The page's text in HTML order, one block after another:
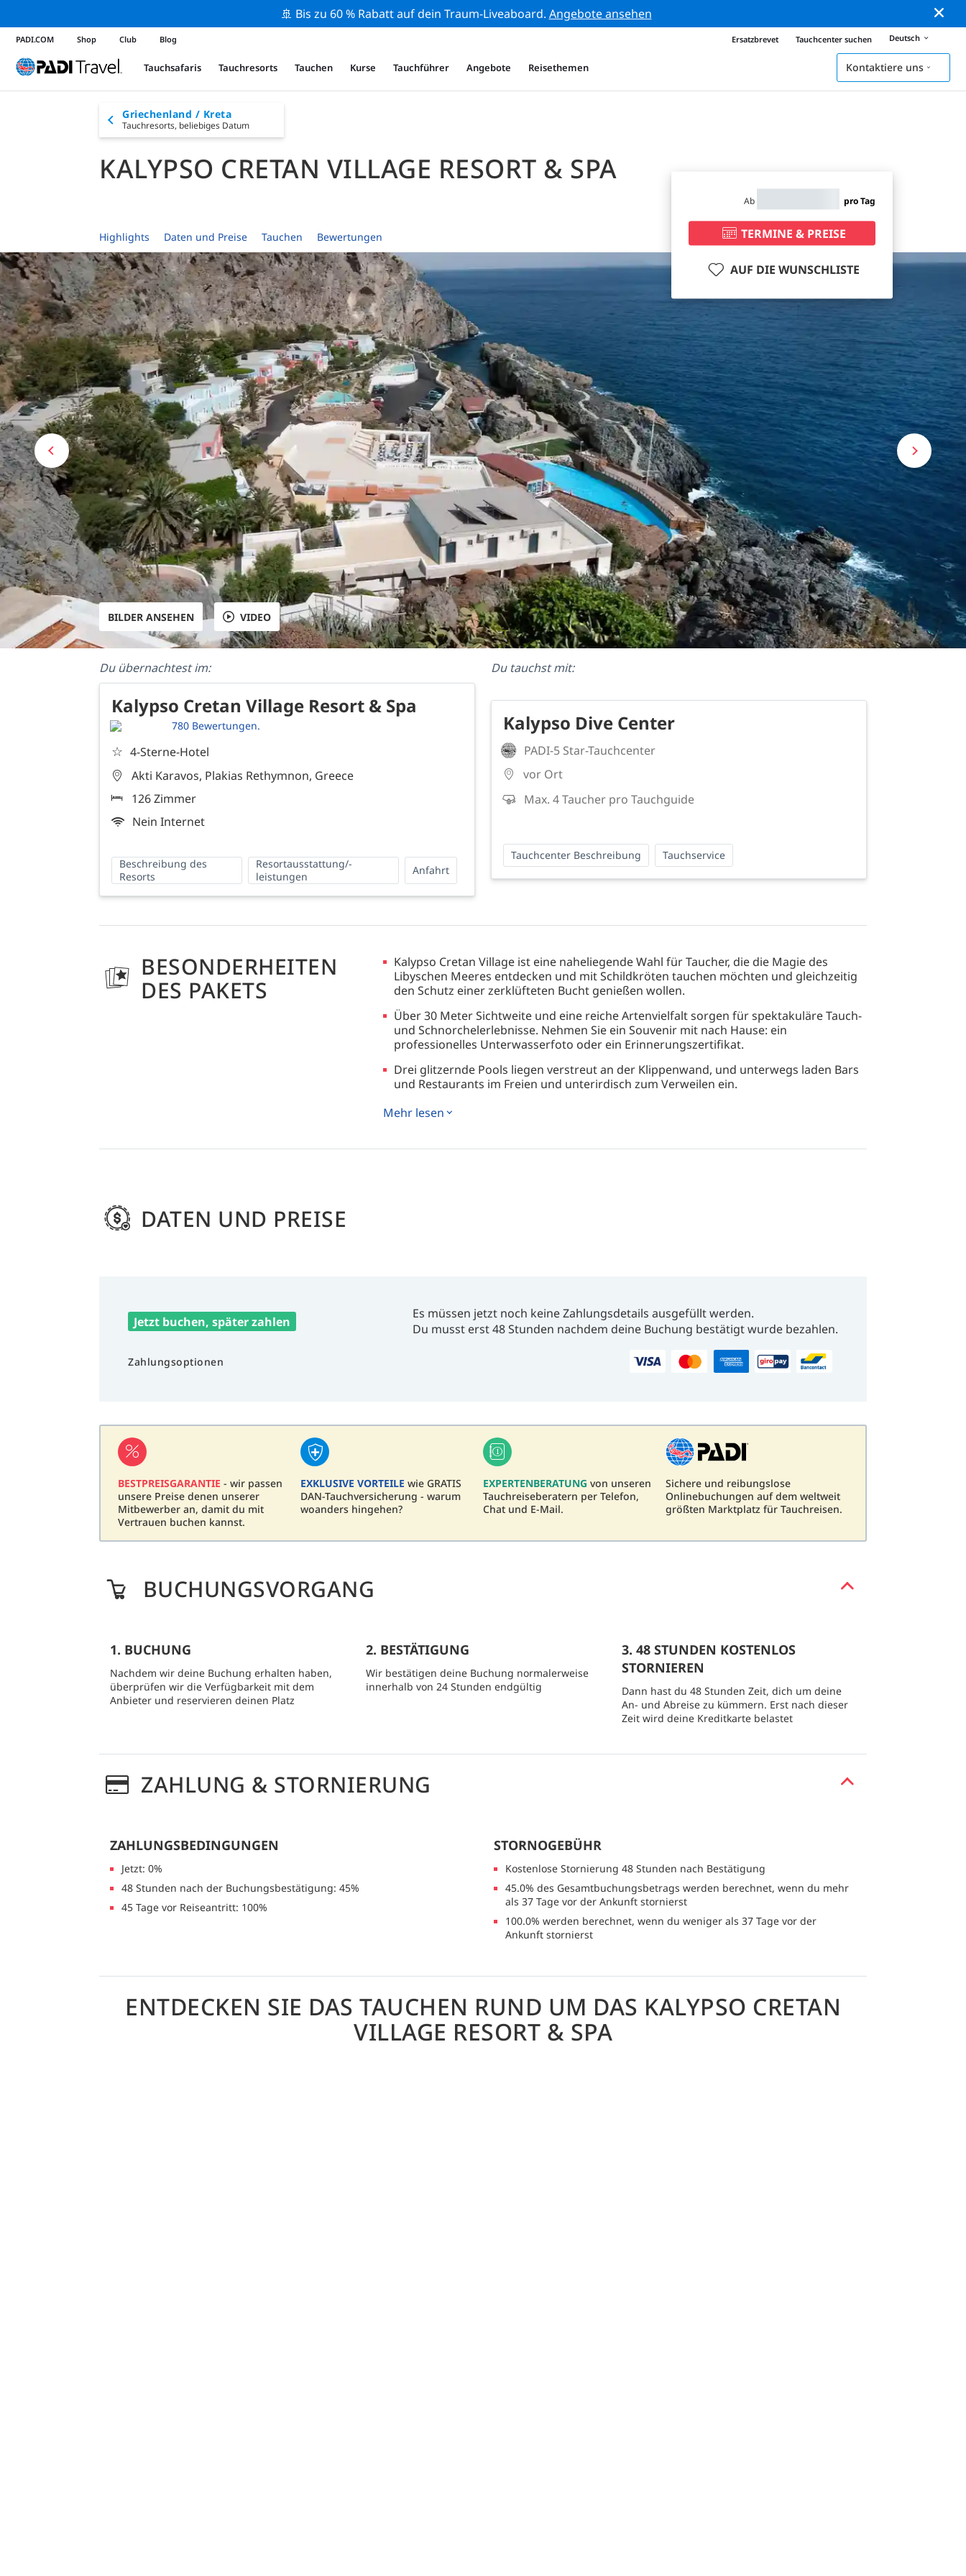
🚢 Bis zu 60 % Rabatt auf dein Traum-Liveaboard. Angebote ansehen
PADI.COM Shop Club Blog Ersatzbrevet Tauchcenter suchen Deutsch
Tauchsafaris Tauchresorts Tauchen Kurse Tauchführer Angebote Reisethemen Kontaktiere uns
Griechenland / Kreta
Tauchresorts, beliebiges Datum
KALYPSO CRETAN VILLAGE RESORT & SPA
Highlights Daten und Preise Tauchen Bewertungen
Ab pro Tag
TERMINE & PREISE
AUF DIE WUNSCHLISTE
BILDER ANSEHEN VIDEO
Du übernachtest im: Du tauchst mit:
Kalypso Cretan Village Resort & Spa
780 Bewertungen.
☆ 4-Sterne-Hotel
Akti Karavos, Plakias Rethymnon, Greece
126 Zimmer
Nein Internet
Beschreibung des
Resorts
Resortausstattung/-
leistungen
Anfahrt
Kalypso Dive Center
PADI-5 Star-Tauchcenter
vor Ort
Max. 4 Taucher pro Tauchguide
Tauchcenter Beschreibung Tauchservice
BESONDERHEITEN
DES PAKETS
Kalypso Cretan Village ist eine naheliegende Wahl für Taucher, die die Magie des
Libyschen Meeres entdecken und mit Schildkröten tauchen möchten und gleichzeitig
den Schutz einer zerklüfteten Bucht genießen wollen.
Über 30 Meter Sichtweite und eine reiche Artenvielfalt sorgen für spektakuläre Tauch-
und Schnorchelerlebnisse. Nehmen Sie ein Souvenir mit nach Hause: ein
professionelles Unterwasserfoto oder ein Erinnerungszertifikat.
Drei glitzernde Pools liegen verstreut an der Klippenwand, und unterwegs laden Bars
und Restaurants im Freien und unterirdisch zum Verweilen ein.
Klettern, Trekking und Mountainbiken sind hier aufgrund der hohen Gipfel und des
Eine einmalige Gelegenheit, vom Ufer aus direkt in die wilde, offene See zu tauchen –
Mehr lesen
DATEN UND PREISE
Jetzt buchen, später zahlen
Es müssen jetzt noch keine Zahlungsdetails ausgefüllt werden.
Du musst erst 48 Stunden nachdem deine Buchung bestätigt wurde bezahlen.
Zahlungsoptionen
BESTPREISGARANTIE - wir passen
unsere Preise denen unserer
Mitbewerber an, damit du mit
Vertrauen buchen kannst.
EXKLUSIVE VORTEILE wie GRATIS
DAN-Tauchversicherung - warum
woanders hingehen?
EXPERTENBERATUNG von unseren
Tauchreiseberatern per Telefon,
Chat und E-Mail.
Sichere und reibungslose
Onlinebuchungen auf dem weltweit
größten Marktplatz für Tauchreisen.
BUCHUNGSVORGANG
1. BUCHUNG
Nachdem wir deine Buchung erhalten haben,
überprüfen wir die Verfügbarkeit mit dem
Anbieter und reservieren deinen Platz
2. BESTÄTIGUNG
Wir bestätigen deine Buchung normalerweise
innerhalb von 24 Stunden endgültig
3. 48 STUNDEN KOSTENLOS
STORNIEREN
Dann hast du 48 Stunden Zeit, dich um deine
An- und Abreise zu kümmern. Erst nach dieser
Zeit wird deine Kreditkarte belastet
ZAHLUNG & STORNIERUNG
ZAHLUNGSBEDINGUNGEN
Jetzt: 0%
48 Stunden nach der Buchungsbestätigung: 45%
45 Tage vor Reiseantritt: 100%
STORNOGEBÜHR
Kostenlose Stornierung 48 Stunden nach Bestätigung
45.0% des Gesamtbuchungsbetrags werden berechnet, wenn du mehr
als 37 Tage vor der Ankunft stornierst
100.0% werden berechnet, wenn du weniger als 37 Tage vor der
Ankunft stornierst
ENTDECKEN SIE DAS TAUCHEN RUND UM DAS KALYPSO CRETAN
VILLAGE RESORT & SPA